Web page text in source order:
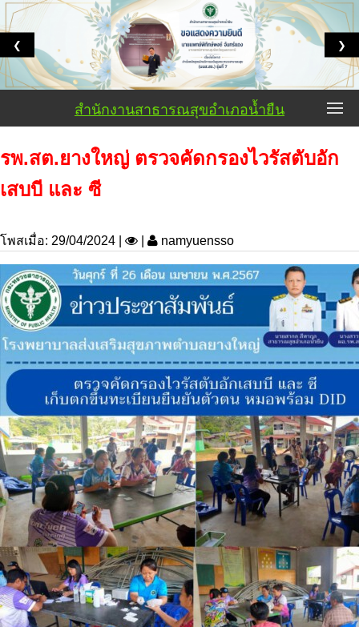
❮ ❯
สำนักงานสาธารณสุขอำเภอน้ำยืน
รพ.สต.ยางใหญ่ ตรวจคัดกรองไวรัสตับอัก
เสบบี และ ซี
โพสเมื่อ: 29/04/2024 | namyuensso